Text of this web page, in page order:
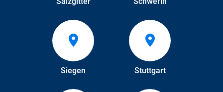
Siegen Stuttgart